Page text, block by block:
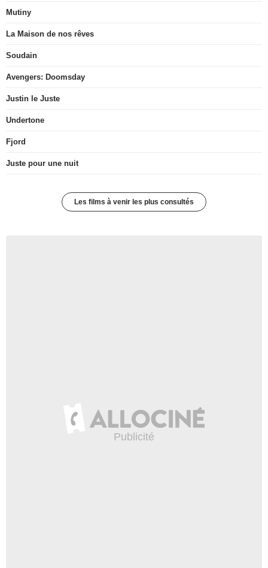
Mutiny
La Maison de nos rêves
Soudain
Avengers: Doomsday
Justin le Juste
Undertone
Fjord
Juste pour une nuit
Les films à venir les plus consultés